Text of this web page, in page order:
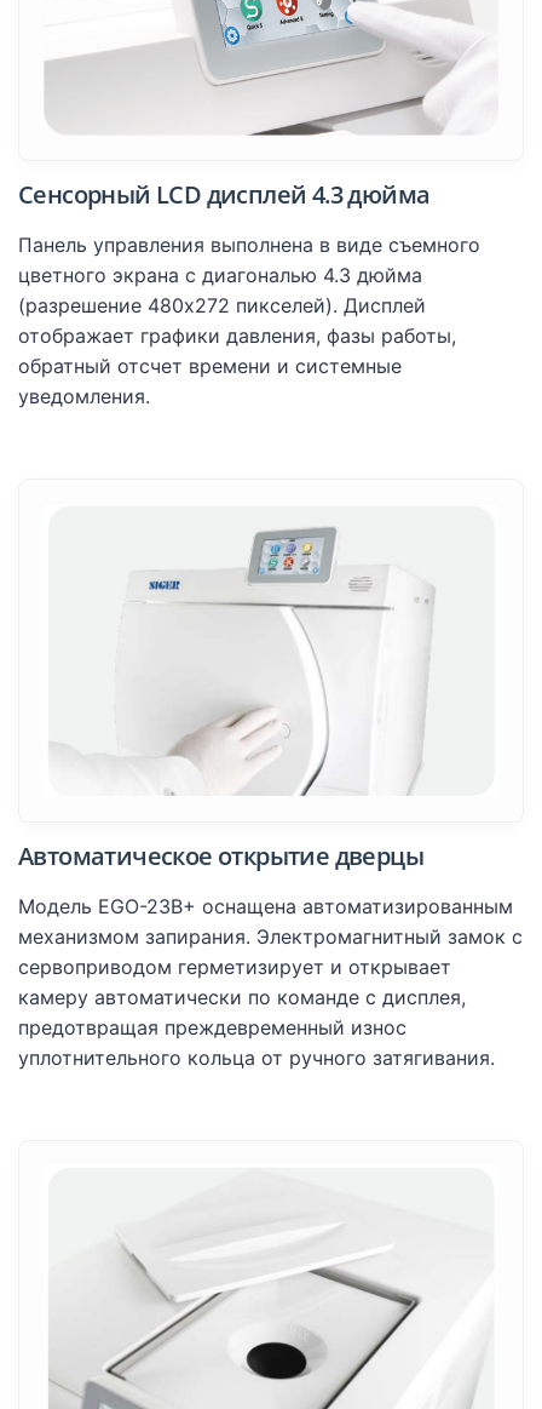
Сенсорный LCD дисплей 4.3 дюйма
Панель управления выполнена в виде съемного
цветного экрана с диагональю 4.3 дюйма
(разрешение 480х272 пикселей). Дисплей
отображает графики давления, фазы работы,
обратный отсчет времени и системные
уведомления.
Автоматическое открытие дверцы
Модель EGO-23B+ оснащена автоматизированным
механизмом запирания. Электромагнитный замок с
сервоприводом герметизирует и открывает
камеру автоматически по команде с дисплея,
предотвращая преждевременный износ
уплотнительного кольца от ручного затягивания.